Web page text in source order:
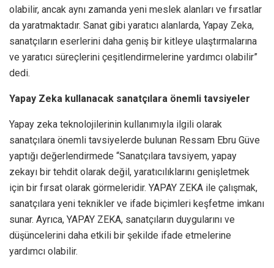
olabilir, ancak aynı zamanda yeni meslek alanları ve fırsatlar
da yaratmaktadır. Sanat gibi yaratıcı alanlarda, Yapay Zeka,
sanatçıların eserlerini daha geniş bir kitleye ulaştırmalarına
ve yaratıcı süreçlerini çeşitlendirmelerine yardımcı olabilir”
dedi.
Yapay Zeka kullanacak sanatçılara önemli tavsiyeler
Yapay zeka teknolojilerinin kullanımıyla ilgili olarak
sanatçılara önemli tavsiyelerde bulunan Ressam Ebru Güve
yaptığı değerlendirmede “Sanatçılara tavsiyem, yapay
zekayı bir tehdit olarak değil, yaratıcılıklarını genişletmek
için bir fırsat olarak görmeleridir. YAPAY ZEKA ile çalışmak,
sanatçılara yeni teknikler ve ifade biçimleri keşfetme imkanı
sunar. Ayrıca, YAPAY ZEKA, sanatçıların duygularını ve
düşüncelerini daha etkili bir şekilde ifade etmelerine
yardımcı olabilir.